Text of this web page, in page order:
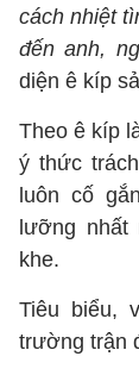
cách nhiệt
đến anh,
diện ê kíp
Theo ê kíp
ý thức
luôn cố
lưỡng nhất
khe.
Tiêu biểu,
trường trận